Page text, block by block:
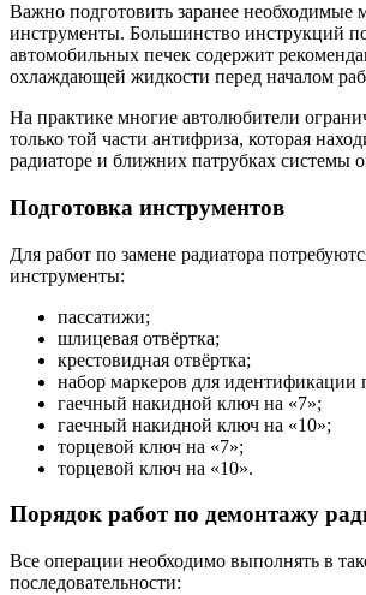
Важно подготовить заранее необходимые
инструменты. Большинство инструкций
автомобильных печек содержит
охлаждающей жидкости перед началом
На практике многие автолюбители
только той части антифриза, которая
радиаторе и ближних патрубках системы
Подготовка инструментов
Для работ по замене радиатора
инструменты:
пассатижи;
шлицевая отвёртка;
крестовидная отвёртка;
набор маркеров для идентификации
гаечный накидной ключ на «7»;
гаечный накидной ключ на «10»;
торцевой ключ на «7»;
торцевой ключ на «10».
Порядок работ по демонтажу
Все операции необходимо выполнять в
последовательности: